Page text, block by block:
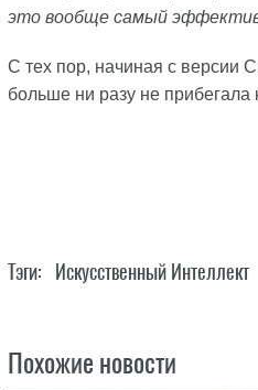
это вообще самый
С тех пор, начиная с версии
больше ни разу не прибегала
Тэги: Искусственный Интеллект
Похожие новости